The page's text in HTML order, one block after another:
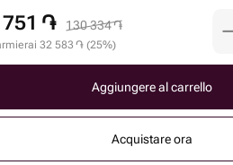
֏ 130 334֏
32 583 ֏ (25%)
Aggiungere al carrello
Acquistare ora